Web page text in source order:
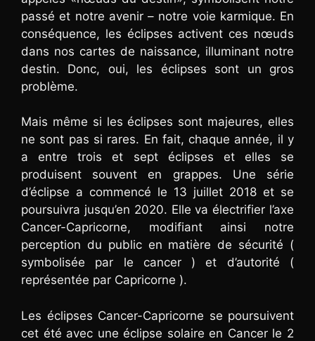
passé et notre avenir – notre voie karmique. En
conséquence, les éclipses activent ces nœuds
dans nos cartes de naissance, illuminant notre
destin. Donc, oui, les éclipses sont un gros
problème.
Mais même si les éclipses sont majeures, elles
ne sont pas si rares. En fait, chaque année, il y
a entre trois et sept éclipses et elles se
produisent souvent en grappes. Une série
d’éclipse a commencé le 13 juillet 2018 et se
poursuivra jusqu’en 2020. Elle va électrifier l’axe
Cancer-Capricorne, modifiant ainsi notre
perception du public en matière de sécurité (
symbolisée par le cancer ) et d’autorité (
représentée par Capricorne ).
Les éclipses Cancer-Capricorne se poursuivent
cet été avec une éclipse solaire en Cancer le 2